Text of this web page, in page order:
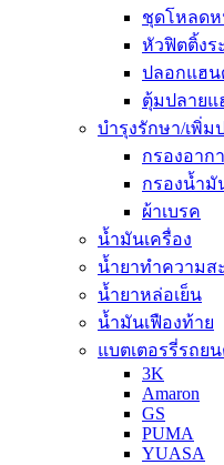
ชุดโหลดห
หัวฟิตติ้งร
ปลอกแฮน
ตุ้มปลายแ
บำรุงรักษา/เพิ่ม
กรองอาก
กรองน้ำมั
ผ้าเบรค
น้ำมันเครื่อง
น้ำยาทำความส
น้ำยาหล่อเย็น
น้ำมันเฟืองท้าย
แบตเตอรรี่รถย
3K
Amaron
GS
PUMA
YUASA